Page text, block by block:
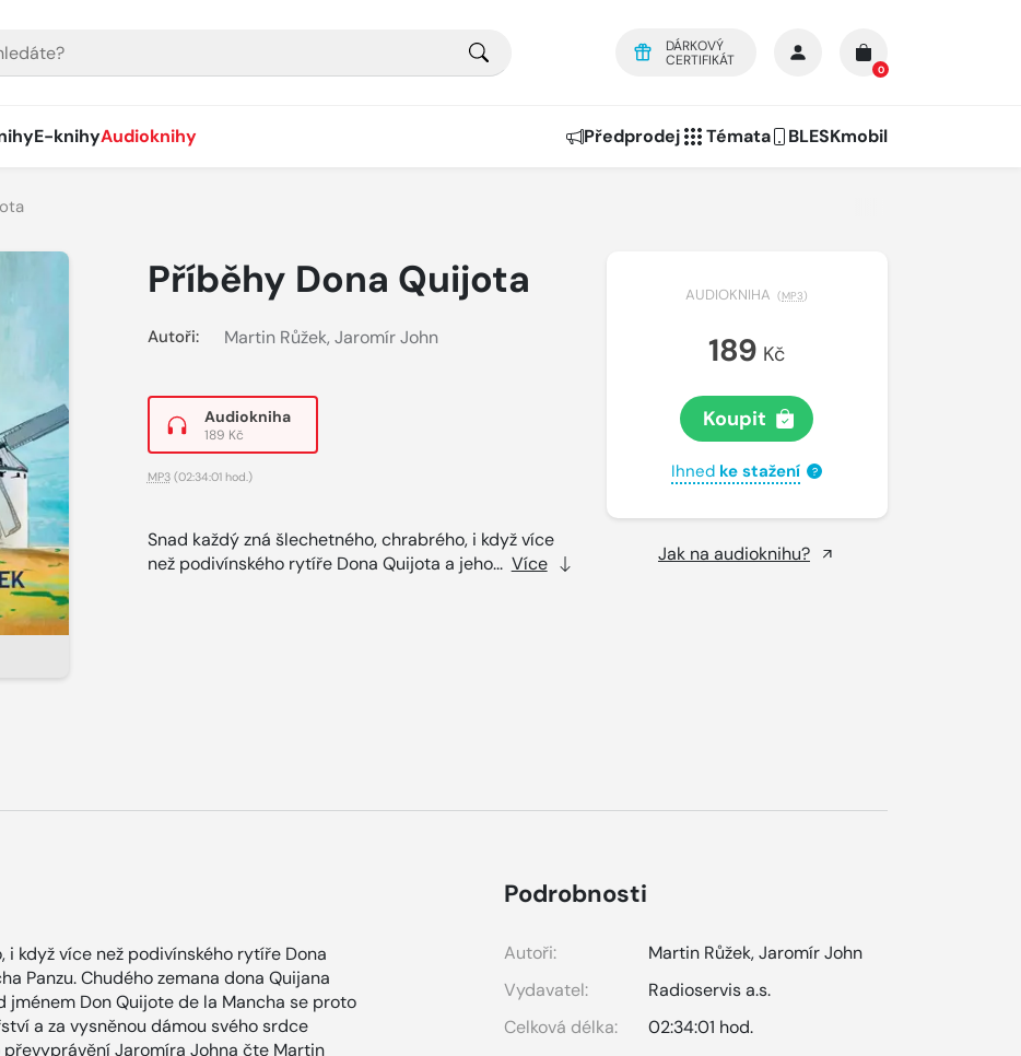
DÁRKOVÝ
CERTIFIKÁT
0
E-knihyAudioknihy Předprodej Témata BLESKmobil
Příběhy Dona Quijota
Autoři: Martin Růžek, Jaromír John
Audiokniha
189 Kč
MP3(02:34:01 hod.)
Snad každý zná šlechetného, chrabrého, i když více
než podivínského rytíře Dona Quijota a jeho... Více
AUDIOKNIHA (MP3)
189 Kč
Koupit
Ihned ke stažení ?
Jak na audioknihu?
když více než podivínského rytíře Dona
Panzu. Chudého zemana dona Quijana
Don Quijote de la Mancha se proto
a za vysněnou dámou svého srdce
Jaromíra Johna čte Martin
Podrobnosti
Autoři: Martin Růžek,Jaromír John
Vydavatel:
Radioservis a.s.
Celková délka:
02:34:01 hod.